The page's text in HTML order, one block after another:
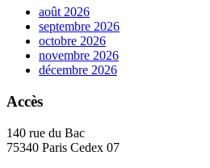
août 2026
septembre 2026
octobre 2026
novembre 2026
décembre 2026
Accès
140 rue du Bac
75340 Paris Cedex 07